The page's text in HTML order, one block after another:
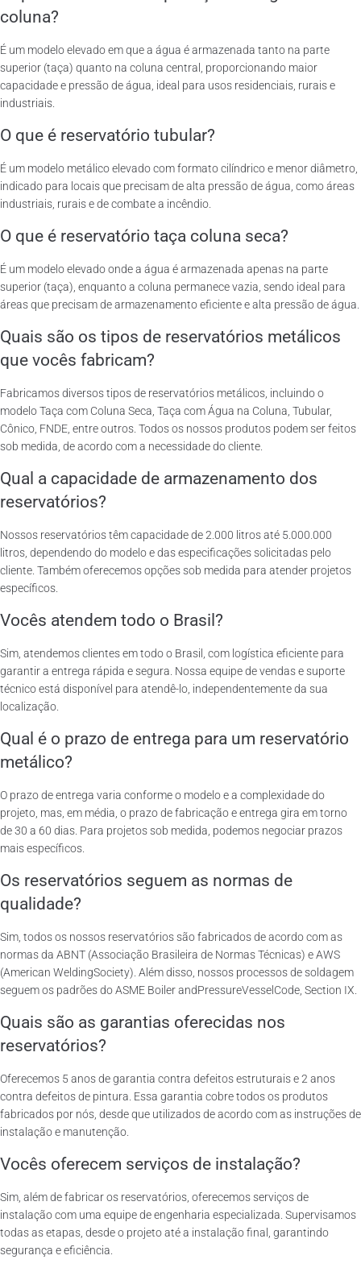
coluna?
É um modelo elevado em que a água é armazenada tanto na parte
superior (taça) quanto na coluna central, proporcionando maior
capacidade e pressão de água, ideal para usos residenciais, rurais e
industriais.
O que é reservatório tubular?
É um modelo metálico elevado com formato cilíndrico e menor diâmetro,
indicado para locais que precisam de alta pressão de água, como áreas
industriais, rurais e de combate a incêndio.
O que é reservatório taça coluna seca?
É um modelo elevado onde a água é armazenada apenas na parte
superior (taça), enquanto a coluna permanece vazia, sendo ideal para
áreas que precisam de armazenamento eficiente e alta pressão de água.
Quais são os tipos de reservatórios metálicos
que vocês fabricam?
Fabricamos diversos tipos de reservatórios metálicos, incluindo o
modelo Taça com Coluna Seca, Taça com Água na Coluna, Tubular,
Cônico, FNDE, entre outros. Todos os nossos produtos podem ser feitos
sob medida, de acordo com a necessidade do cliente.
Qual a capacidade de armazenamento dos
reservatórios?
Nossos reservatórios têm capacidade de 2.000 litros até 5.000.000
litros, dependendo do modelo e das especificações solicitadas pelo
cliente. Também oferecemos opções sob medida para atender projetos
específicos.
Vocês atendem todo o Brasil?
Sim, atendemos clientes em todo o Brasil, com logística eficiente para
garantir a entrega rápida e segura. Nossa equipe de vendas e suporte
técnico está disponível para atendê-lo, independentemente da sua
localização.
Qual é o prazo de entrega para um reservatório
metálico?
O prazo de entrega varia conforme o modelo e a complexidade do
projeto, mas, em média, o prazo de fabricação e entrega gira em torno
de 30 a 60 dias. Para projetos sob medida, podemos negociar prazos
mais específicos.
Os reservatórios seguem as normas de
qualidade?
Sim, todos os nossos reservatórios são fabricados de acordo com as
normas da ABNT (Associação Brasileira de Normas Técnicas) e AWS
(American WeldingSociety). Além disso, nossos processos de soldagem
seguem os padrões do ASME Boiler andPressureVesselCode, Section IX.
Quais são as garantias oferecidas nos
reservatórios?
Oferecemos 5 anos de garantia contra defeitos estruturais e 2 anos
contra defeitos de pintura. Essa garantia cobre todos os produtos
fabricados por nós, desde que utilizados de acordo com as instruções de
instalação e manutenção.
Vocês oferecem serviços de instalação?
Sim, além de fabricar os reservatórios, oferecemos serviços de
instalação com uma equipe de engenharia especializada. Supervisamos
todas as etapas, desde o projeto até a instalação final, garantindo
segurança e eficiência.